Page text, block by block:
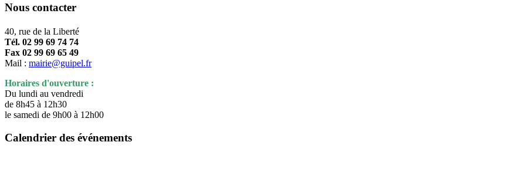
Nous contacter
40, rue de la Liberté
Tél. 02 99 69 74 74
Fax 02 99 69 65 49
Mail : mairie@guipel.fr
Horaires d'ouverture :
Du lundi au vendredi
de 8h45 à 12h30
le samedi de 9h00 à 12h00
Calendrier des événements